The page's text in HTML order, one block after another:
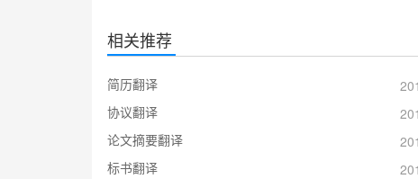
相关推荐
简历翻译
协议翻译
论文摘要翻译
标书翻译